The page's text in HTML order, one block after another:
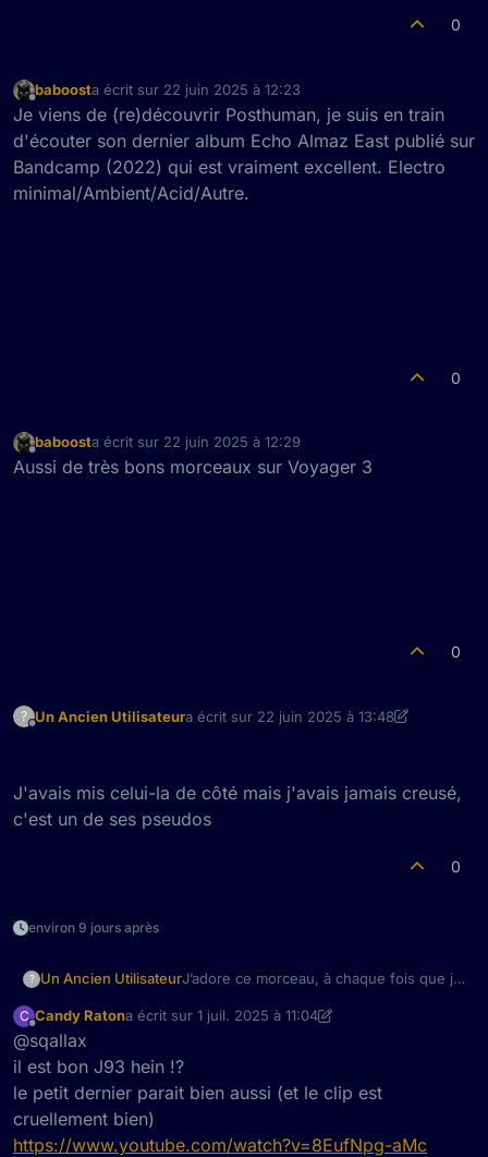
0
Hors-ligne
baboosta écrit sur 22 juin 2025 à 12:23
dernière édition par
Je viens de (re)découvrir Posthuman, je suis en train
d'écouter son dernier album Echo Almaz East publié sur
Bandcamp (2022) qui est vraiment excellent. Electro
minimal/Ambient/Acid/Autre.
0
Hors-ligne
baboosta écrit sur 22 juin 2025 à 12:29
dernière édition par
Aussi de très bons morceaux sur Voyager 3
0
? Un Ancien Utilisateura écrit sur 22 juin 2025 à 13:48
dernière édition par Un Ancien Utilisateur
J'avais mis celui-la de côté mais j'avais jamais creusé,
c'est un de ses pseudos
0
environ 9 jours après
? Un Ancien UtilisateurJ’adore ce morceau, à chaque fois que je
quoi déjà ? » (on a le vynile en plus…)
souvenir jessica93-now
C
Hors-ligne
Candy Ratona écrit sur 1 juil. 2025 à 11:04
dernière édition par Candy Raton
@sqallax
il est bon J93 hein !?
le petit dernier parait bien aussi (et le clip est
cruellement bien)
https://www.youtube.com/watch?v=8EufNpg-aMc